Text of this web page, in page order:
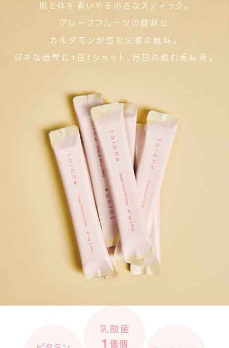
肌と体を思いやる小さなスティック。
グレープフルーツの酸味に
カルダモンが潜む洗練の風味。
好きな時間に1日1ショット、毎日の飲む美容液。